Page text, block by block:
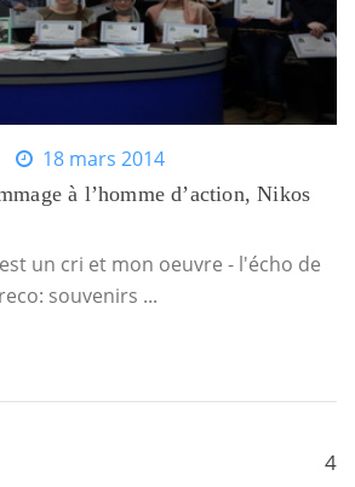
18 mars 2014
à l’homme d’action, Nikos
un cri et mon oeuvre - l'écho de
souvenirs ...
4